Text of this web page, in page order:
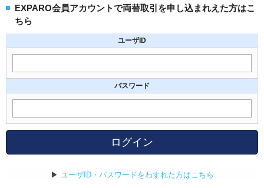
EXPARO会員アカウントで両替取引を申し込まれえた方はこ
ちら
ユーザID
パスワード
ログイン
▶ ユーザID・パスワードをわすれた方はこちら